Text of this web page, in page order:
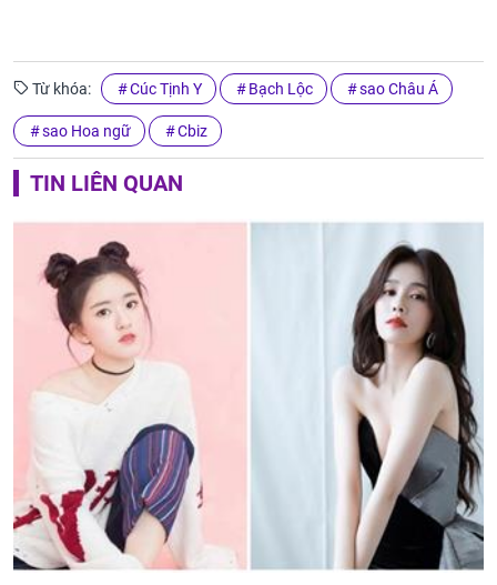
Từ khóa: Cúc Tịnh Y Bạch Lộc sao Châu Á
sao Hoa ngữ Cbiz
TIN LIÊN QUAN